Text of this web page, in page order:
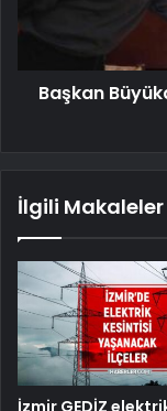
Başkan
İlgili Makaleler
İzmir GEDİZ